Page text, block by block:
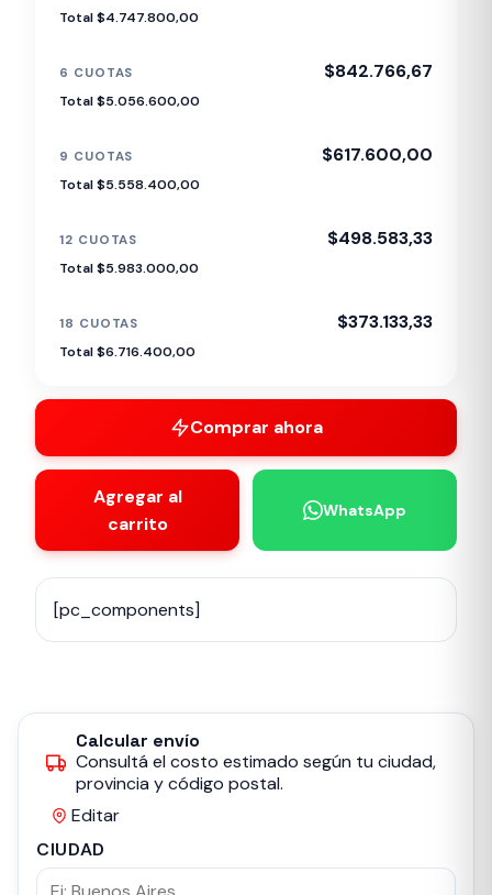
Total $4.747.800,00
6 CUOTAS $842.766,67
Total $5.056.600,00
9 CUOTAS $617.600,00
Total $5.558.400,00
12 CUOTAS $498.583,33
Total $5.983.000,00
18 CUOTAS $373.133,33
Total $6.716.400,00
Comprar ahora
Agregar al
carrito
WhatsApp
[pc_components]
Calcular envío
Consultá el costo estimado según tu ciudad,
provincia y código postal.
Editar
CIUDAD